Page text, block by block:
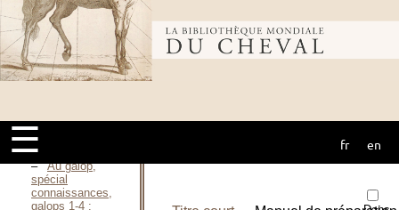
Bibliothèque
mondiale du
cheval
☰ fr en
Fortgeschrittene / MIESNER
Susanne, 1997
Réussir ses
degrés 1 et
2 / MONNIER
Frédérique,
galops 1 2 3
4 / NAGELEISEN
Stéphanie, 2016
Au galop,
spécial
connaissances,
galops 1-4 :